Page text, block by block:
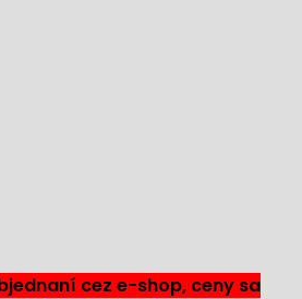
cez e-shop, ceny sa